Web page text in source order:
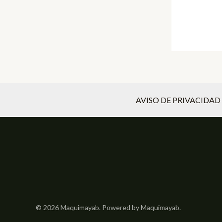
AVISO DE PRIVACIDAD
© 2026 Maquimayab. Powered by Maquimayab.